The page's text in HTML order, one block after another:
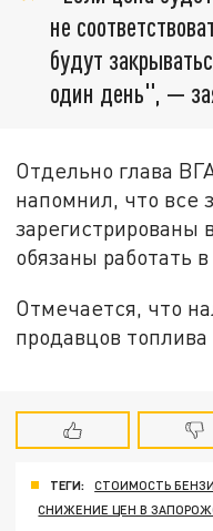
не
будут
один день", —
Отдельно глава
напомнил, что все
зарегистрированы
обязаны работать
Отмечается, что
продавцов
ТЕГИ:
СТОИМОСТЬ
СНИЖЕНИЕ ЦЕН В